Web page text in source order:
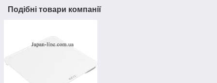
Подібні товари компанії